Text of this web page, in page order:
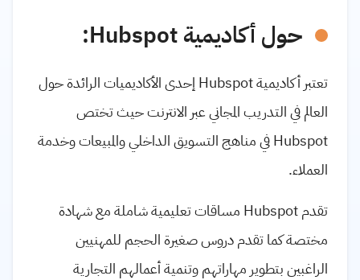
حول أكاديميةHubspot
:
تعتبر أكاديميةHubspot إحدى الأكاديميات الرائدة حول
العالم في التدريب المجاني عبر الانترنت حيث تختص
Hubspotفي مناهج التسويق الداخلي والمبيعات وخدمة
العملاء.
تقدمHubspot مساقات تعليمية شاملة مع شهادة
مختصة كما تقدم دروس صغيرة الحجم للمهنيين
الراغبين بتطوير مهاراتهم وتنمية أعمالهم التجارية